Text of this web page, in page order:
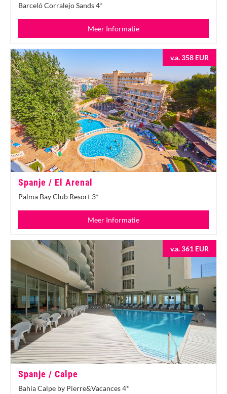
Barceló Corralejo Sands 4*
Meer Informatie
v.a. 358 EUR
Spanje / El Arenal
Palma Bay Club Resort 3*
Meer Informatie
v.a. 361 EUR
Spanje / Calpe
Bahia Calpe by Pierre&Vacances 4*